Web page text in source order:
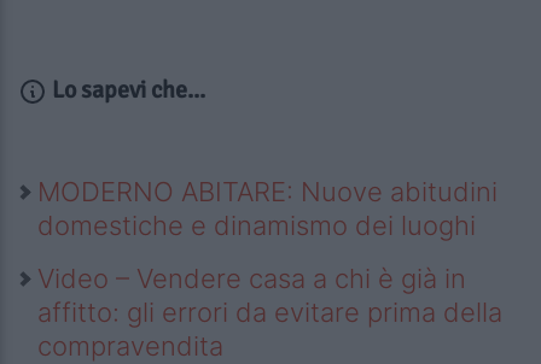
Lo sapevi che...
MODERNO ABITARE: Nuove abitudini
domestiche e dinamismo dei luoghi
Video – Vendere casa a chi è già in
affitto: gli errori da evitare prima della
compravendita